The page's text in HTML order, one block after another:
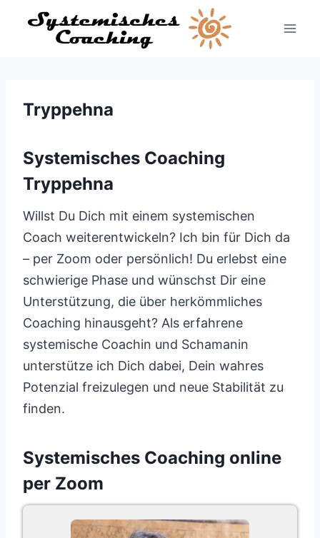
Inhalt
Tryppehna
Systemisches Coaching
Tryppehna
Willst Du Dich mit einem systemischen
Coach weiterentwickeln? Ich bin für Dich da
– per Zoom oder persönlich! Du erlebst eine
schwierige Phase und wünschst Dir eine
Unterstützung, die über herkömmliches
Coaching hinausgeht? Als erfahrene
systemische Coachin und Schamanin
unterstütze ich Dich dabei, Dein wahres
Potenzial freizulegen und neue Stabilität zu
finden.
Systemisches Coaching online
per Zoom